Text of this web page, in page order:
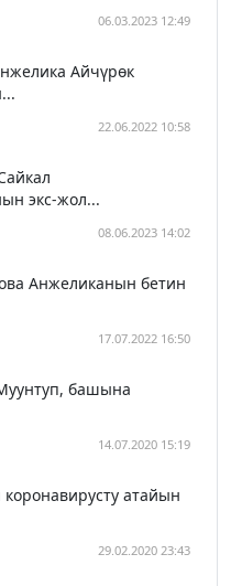
06.03.2023 12:49
Айчүрөк
22.06.2022 10:58
экс-жол...
08.06.2023 14:02
Анжеликанын бетин
17.07.2022 16:50
башына
14.07.2020 15:19
атайын
29.02.2020 23:43